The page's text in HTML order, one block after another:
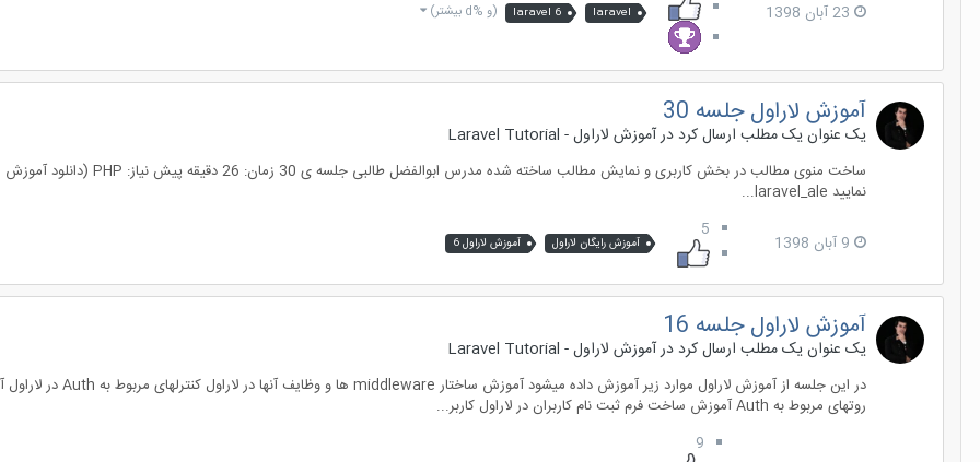
23 آبان 1398 laravel
laravel 6 (و %d بیشتر)
آموزش لاراول جلسه 30
یک عنوان یک مطلب ارسال کرد درآموزش لاراول - Laravel Tutorial
نمایید laravel_ale...
9 آبان 1398
5
آموزش رایگان لاراول آموزش لاراول 6
آموزش لاراول جلسه 16
یک عنوان یک مطلب ارسال کرد درآموزش لاراول - Laravel Tutorial
روتهای مربوط به Auth آموزش ساخت فرم ثبت نام کاربران در لاراول کاربر...
9